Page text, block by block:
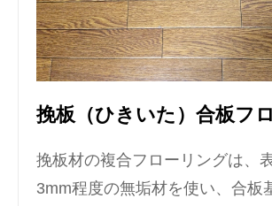
挽板（ひきいた）合板フ
挽板材の複合フローリングは、
3mm程度の無垢材を使い、合板